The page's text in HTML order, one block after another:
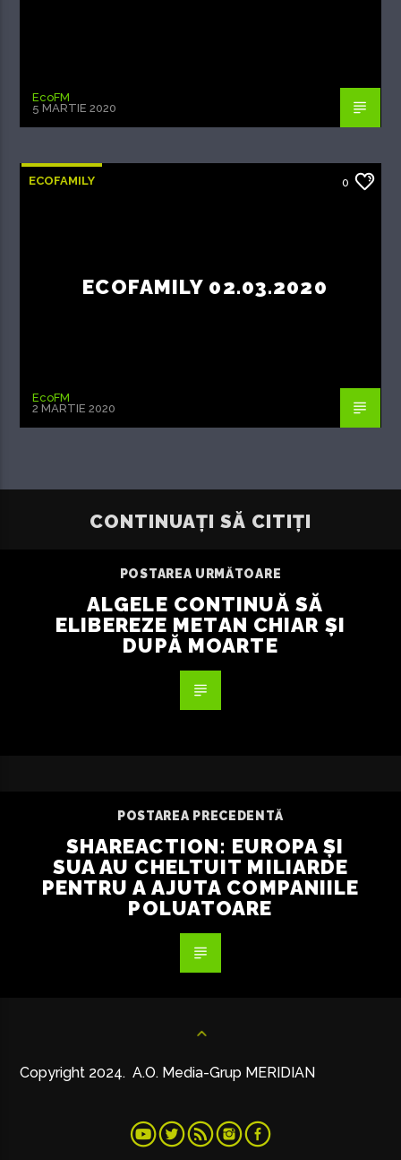
EcoFM
5 MARTIE 2020
ECOFAMILY 0
ECOFAMILY 02.03.2020
EcoFM
2 MARTIE 2020
CONTINUAȚI SĂ CITIȚI
POSTAREA URMĂTOARE
ALGELE CONTINUĂ SĂ
ELIBEREZE METAN CHIAR ȘI
DUPĂ MOARTE
POSTAREA PRECEDENTĂ
SHAREACTION: EUROPA ȘI
SUA AU CHELTUIT MILIARDE
PENTRU A AJUTA COMPANIILE
POLUATOARE
Copyright 2024. A.O. Media-Grup MERIDIAN